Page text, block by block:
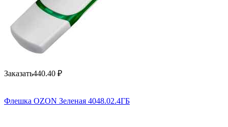
Заказать440.40 ₽
Флешка OZON Зеленая 4048.02.4ГБ